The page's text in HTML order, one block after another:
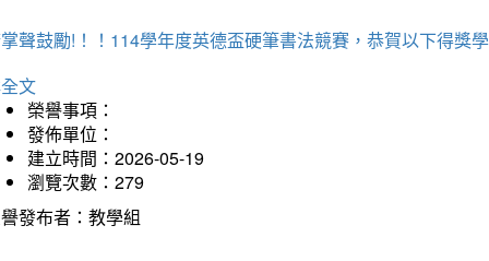
聲鼓勵!！！114學年度英德盃硬筆書法競賽，恭賀以下得獎
文
榮譽事項：
發佈單位：
建立時間：2026-05-19
瀏覽次數：279
發布者：教學組